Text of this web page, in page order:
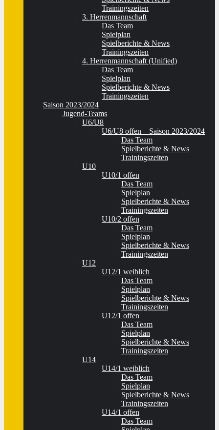
Trainingszeiten
3. Herrenmannschaft
Das Team
Spielplan
Spielberichte & News
Trainingszeiten
4. Herrenmannschaft (Unified)
Das Team
Spielplan
Spielberichte & News
Trainingszeiten
Saison 2023/2024
Jugend-Teams
U6/U8
U6/U8 offen – Saison 2023/2024
Das Team
Spielberichte & News
Trainingszeiten
U10
U10/1 offen
Das Team
Spielplan
Spielberichte & News
Trainingszeiten
U10/2 offen
Das Team
Spielplan
Spielberichte & News
Trainingszeiten
U12
U12/1 weiblich
Das Team
Spielplan
Spielberichte & News
Trainingszeiten
U12/1 offen
Das Team
Spielplan
Spielberichte & News
Trainingszeiten
U14
U14/1 weiblich
Das Team
Spielplan
Spielberichte & News
Trainingszeiten
U14/1 offen
Das Team